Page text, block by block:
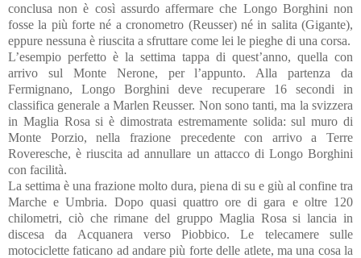
conclusa non è così assurdo affermare che Longo Borghini non
fosse la più forte né a cronometro (Reusser) né in salita (Gigante),
eppure nessuna è riuscita a sfruttare come lei le pieghe di una corsa.
L’esempio perfetto è la settima tappa di quest’anno, quella con
arrivo sul Monte Nerone, per l’appunto. Alla partenza da
Fermignano, Longo Borghini deve recuperare 16 secondi in
classifica generale a Marlen Reusser. Non sono tanti, ma la svizzera
in Maglia Rosa si è dimostrata estremamente solida: sul muro di
Monte Porzio, nella frazione precedente con arrivo a Terre
Roveresche, è riuscita ad annullare un attacco di Longo Borghini
con facilità.
La settima è una frazione molto dura, piena di su e giù al confine tra
Marche e Umbria. Dopo quasi quattro ore di gara e oltre 120
chilometri, ciò che rimane del gruppo Maglia Rosa si lancia in
discesa da Acquanera verso Piobbico. Le telecamere sulle
motociclette faticano ad andare più forte delle atlete, ma una cosa la